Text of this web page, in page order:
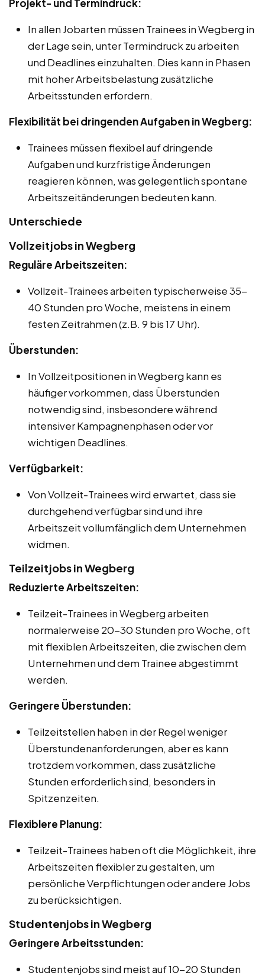
Projekt- und Termindruck:
In allen Jobarten müssen Trainees in Wegberg in
der Lage sein, unter Termindruck zu arbeiten
und Deadlines einzuhalten. Dies kann in Phasen
mit hoher Arbeitsbelastung zusätzliche
Arbeitsstunden erfordern.
Flexibilität bei dringenden Aufgaben in Wegberg:
Trainees müssen flexibel auf dringende
Aufgaben und kurzfristige Änderungen
reagieren können, was gelegentlich spontane
Arbeitszeitänderungen bedeuten kann.
Unterschiede
Vollzeitjobs in Wegberg
Reguläre Arbeitszeiten:
Vollzeit-Trainees arbeiten typischerweise 35-
40 Stunden pro Woche, meistens in einem
festen Zeitrahmen (z.B. 9 bis 17 Uhr).
Überstunden:
In Vollzeitpositionen in Wegberg kann es
häufiger vorkommen, dass Überstunden
notwendig sind, insbesondere während
intensiver Kampagnenphasen oder vor
wichtigen Deadlines.
Verfügbarkeit:
Von Vollzeit-Trainees wird erwartet, dass sie
durchgehend verfügbar sind und ihre
Arbeitszeit vollumfänglich dem Unternehmen
widmen.
Teilzeitjobs in Wegberg
Reduzierte Arbeitszeiten:
Teilzeit-Trainees in Wegberg arbeiten
normalerweise 20-30 Stunden pro Woche, oft
mit flexiblen Arbeitszeiten, die zwischen dem
Unternehmen und dem Trainee abgestimmt
werden.
Geringere Überstunden:
Teilzeitstellen haben in der Regel weniger
Überstundenanforderungen, aber es kann
trotzdem vorkommen, dass zusätzliche
Stunden erforderlich sind, besonders in
Spitzenzeiten.
Flexiblere Planung:
Teilzeit-Trainees haben oft die Möglichkeit, ihre
Arbeitszeiten flexibler zu gestalten, um
persönliche Verpflichtungen oder andere Jobs
zu berücksichtigen.
Studentenjobs in Wegberg
Geringere Arbeitsstunden:
Studentenjobs sind meist auf 10-20 Stunden